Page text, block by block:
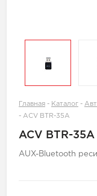
Главная - Каталог -
- ACV BTR-35A
ACV BTR-35A
AUX-Bluetooth